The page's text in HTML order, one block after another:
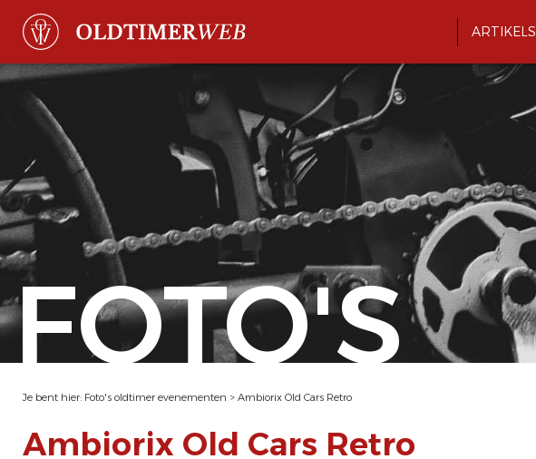
ARTIKELS
FOTO'S
Je bent hier: Foto's oldtimer evenementen > Ambiorix Old Cars Retro
Ambiorix Old Cars Retro